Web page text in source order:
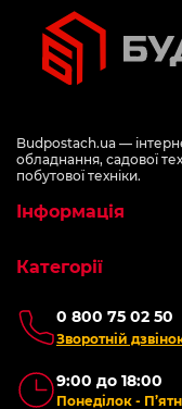
Budpostach.ua —
обладнання, садової
побутової техніки.
0 800 75 02 50
Зворотній
9:00 до 18:00
Понеділок -
Інформація
Категорії